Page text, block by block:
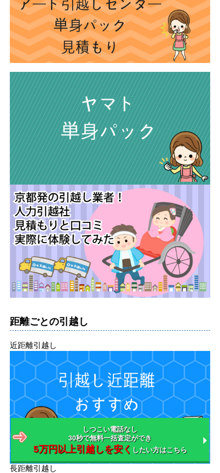
距離ごとの引越し
近距離引越し
長距離引越し
しつこい電話なし
30秒で無料一括査定ができ
5万円以上引越しを安く したい方はこちら